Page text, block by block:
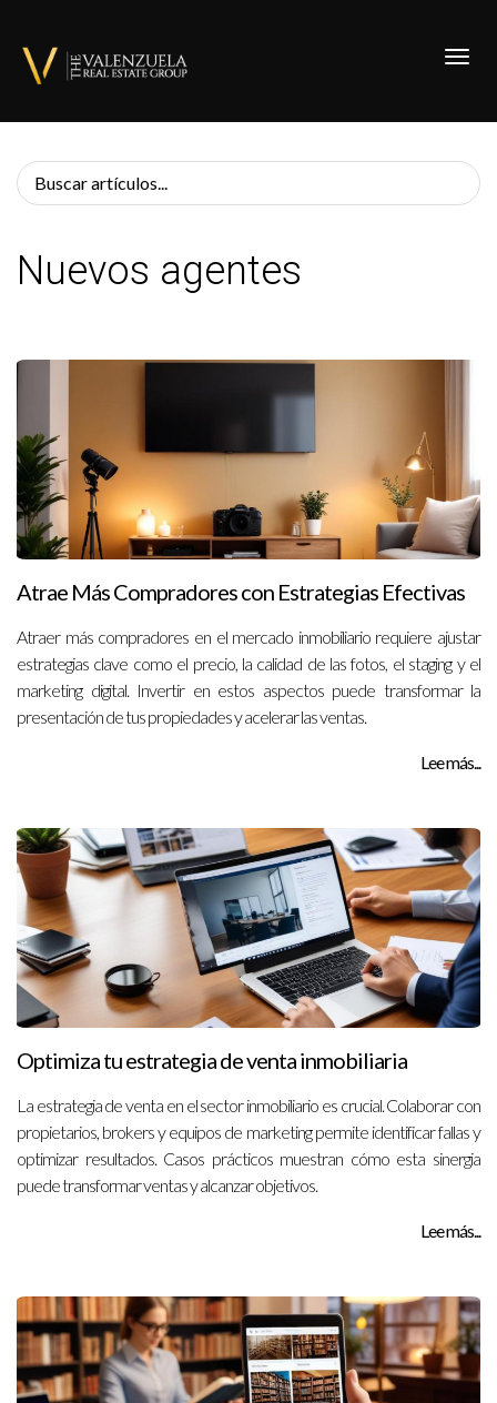
Nuevos agentes
Atrae Más Compradores con Estrategias Efectivas
Atraer más compradores en el mercado inmobiliario requiere ajustar
estrategias clave como el precio, la calidad de las fotos, el staging y el
marketing digital. Invertir en estos aspectos puede transformar la
presentación de tus propiedades y acelerar las ventas.
Lee más...
Optimiza tu estrategia de venta inmobiliaria
La estrategia de venta en el sector inmobiliario es crucial. Colaborar con
propietarios, brokers y equipos de marketing permite identificar fallas y
optimizar resultados. Casos prácticos muestran cómo esta sinergia
puede transformar ventas y alcanzar objetivos.
Lee más...